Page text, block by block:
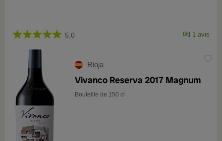
5,0 1 avis
Rioja
Vivanco Reserva 2017 Magnum
Bouteille de 150 cl